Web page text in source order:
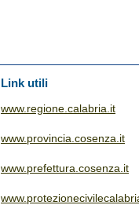
Link utili
www.regione.calabria.it
www.provincia.cosenza.it
www.prefettura.cosenza.it